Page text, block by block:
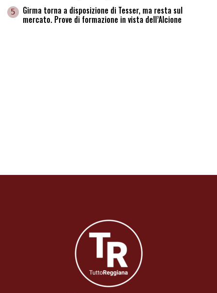
5 Girma torna a disposizione di Tesser, ma resta sul
mercato. Prove di formazione in vista dell’Alcione